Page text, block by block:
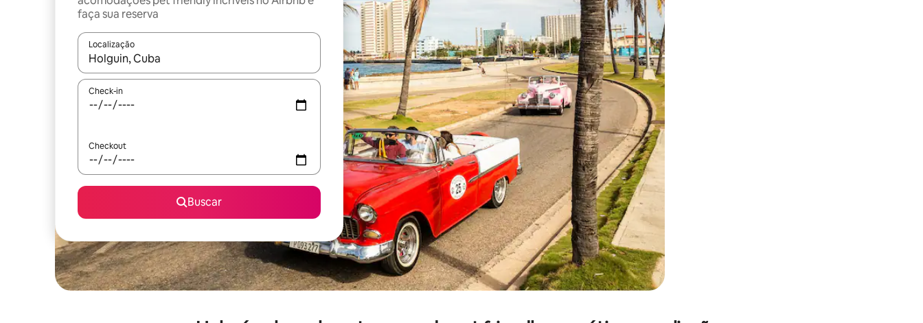
faça sua reserva
Localização
Quando os resultados estiverem disponíveis, explore-os usando as seta para cima e para baixo do teclado ou tocando e deslizando o dedo na tela.
Check-in
Checkout
Buscar